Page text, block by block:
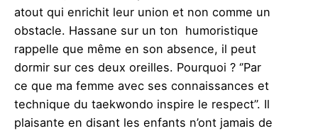
atout qui enrichit leur union et non comme un
obstacle. Hassane sur un ton humoristique
rappelle que même en son absence, il peut
dormir sur ces deux oreilles. Pourquoi ? ‘’Par
ce que ma femme avec ses connaissances et
technique du taekwondo inspire le respect’’. Il
plaisante en disant les enfants n’ont jamais de